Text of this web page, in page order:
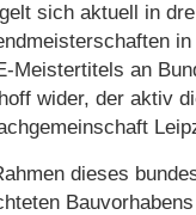
sich aktuell in
Meistertitels an
wider, der aktiv
dieses